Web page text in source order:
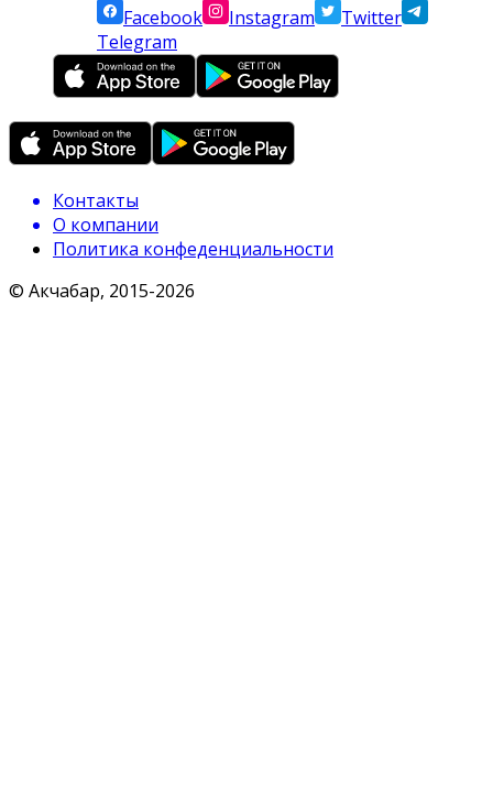
Facebook
Instagram
Twitter
Telegram
Контакты
О компании
Политика конфеденциальности
© Акчабар, 2015-2026